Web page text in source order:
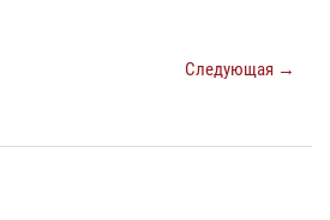
Следующая →